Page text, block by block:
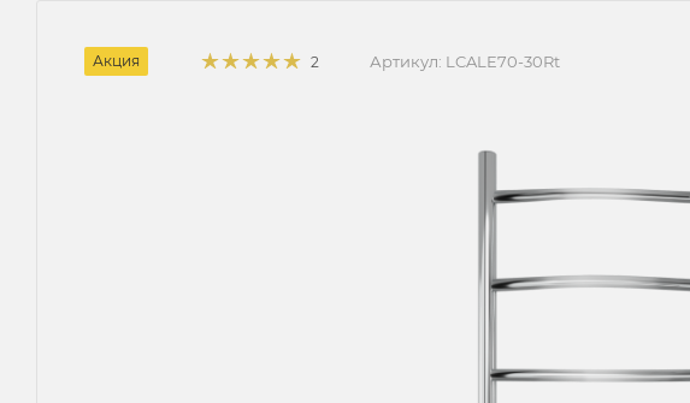
Акция 2 Артикул: LCALE70-30Rt